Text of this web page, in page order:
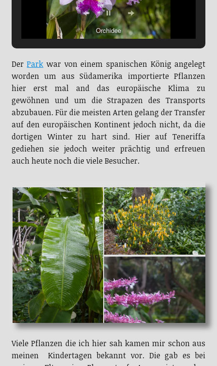
Orchidee
DerPark war von einem spanischen König angelegt
worden um aus Südamerika importierte Pflanzen
hier erst mal and das europäische Klima zu
gewöhnen und um die Strapazen des Transports
abzubauen. Für die meisten Arten gelang der Transfer
auf den europäischen Kontinent jedoch nicht, da die
dortigen Winter zu hart sind. Hier auf Teneriffa
gediehen sie jedoch weiter prächtig und erfreuen
auch heute noch die viele Besucher.
Viele Pflanzen die ich hier sah kamen mir schon aus
meinen Kindertagen bekannt vor. Die gab es bei